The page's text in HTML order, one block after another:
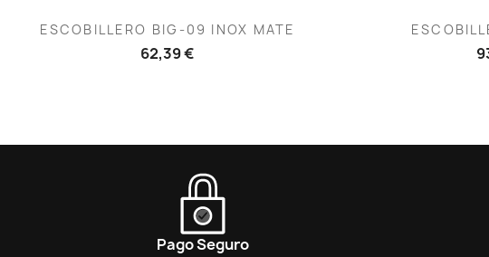
Vista rápida
ESCOBILLERO BIG-09 INOX MATE
62,39 €

Pago Seguro